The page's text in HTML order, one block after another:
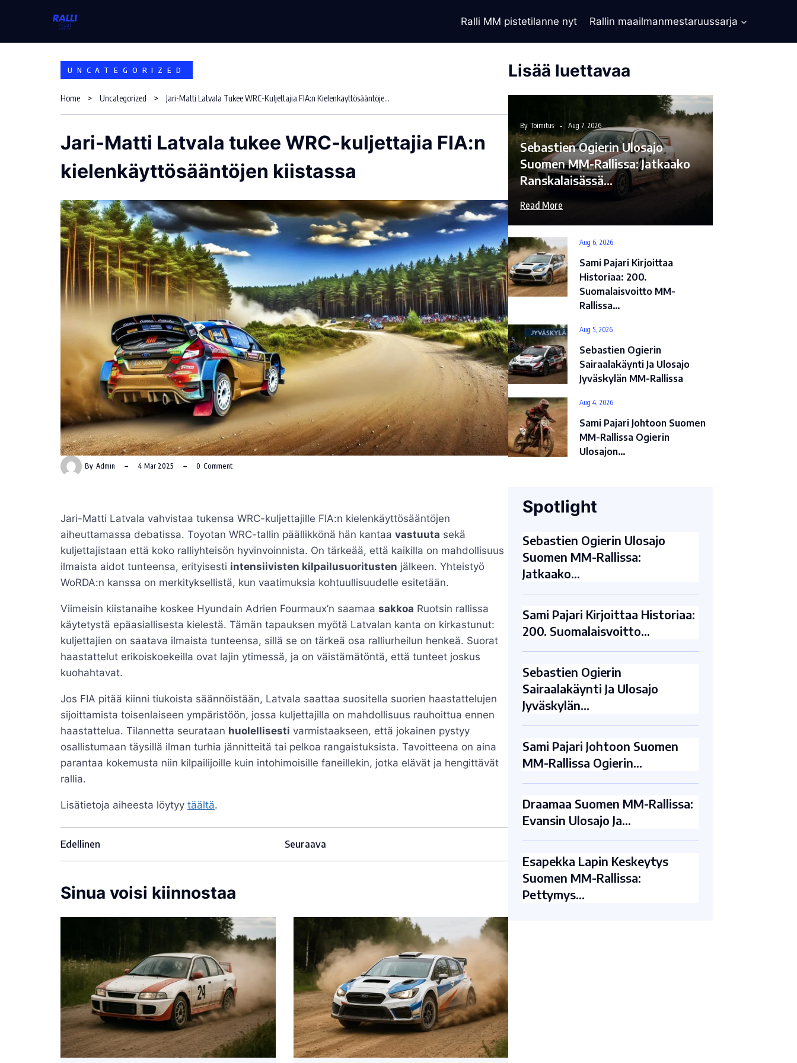
Ralli MM pistetilanne nyt Rallin maailmanmestaruussarja
UNCATEGORIZED
Home Uncategorized Jari-Matti Latvala Tukee WRC-Kuljettajia FIA:n Kielenkäyttösääntöjen Kiistassa
Jari-Matti Latvala tukee WRC-kuljettajia FIA:n
kielenkäyttösääntöjen kiistassa
By Admin 4 Mar 2025 0 Comment
Jari-Matti Latvala vahvistaa tukensa WRC-kuljettajille FIA:n kielenkäyttösääntöjen
aiheuttamassa debatissa. Toyotan WRC-tallin päällikkönä hän kantaa vastuuta sekä
kuljettajistaan että koko ralliyhteisön hyvinvoinnista. On tärkeää, että kaikilla on mahdollisuus
ilmaista aidot tunteensa, erityisesti intensiivisten kilpailusuoritusten jälkeen. Yhteistyö
WoRDA:n kanssa on merkityksellistä, kun vaatimuksia kohtuullisuudelle esitetään.
Viimeisin kiistanaihe koskee Hyundain Adrien Fourmaux’n saamaa sakkoa Ruotsin rallissa
käytetystä epäasiallisesta kielestä. Tämän tapauksen myötä Latvalan kanta on kirkastunut:
kuljettajien on saatava ilmaista tunteensa, sillä se on tärkeä osa ralliurheilun henkeä. Suorat
haastattelut erikoiskoekeilla ovat lajin ytimessä, ja on väistämätöntä, että tunteet joskus
kuohahtavat.
Jos FIA pitää kiinni tiukoista säännöistään, Latvala saattaa suositella suorien haastattelujen
sijoittamista toisenlaiseen ympäristöön, jossa kuljettajilla on mahdollisuus rauhoittua ennen
haastattelua. Tilannetta seurataan huolellisesti varmistaakseen, että jokainen pystyy
osallistumaan täysillä ilman turhia jännitteitä tai pelkoa rangaistuksista. Tavoitteena on aina
parantaa kokemusta niin kilpailijoille kuin intohimoisille faneillekin, jotka elävät ja hengittävät
rallia.
Lisätietoja aiheesta löytyy täältä.
Edellinen Seuraava
Sinua voisi kiinnostaa
Lisää luettavaa
By Toimitus Aug 7, 2026
Sebastien Ogierin Ulosajo
Suomen MM-Rallissa: Jatkaako
Ranskalaisässä…
Read More
Aug 6, 2026
Sami Pajari Kirjoittaa
Historiaa: 200.
Suomalaisvoitto MM-
Rallissa…
Aug 5, 2026
Sebastien Ogierin
Sairaalakäynti Ja Ulosajo
Jyväskylän MM-Rallissa
Aug 4, 2026
Sami Pajari Johtoon Suomen
MM-Rallissa Ogierin
Ulosajon…
Spotlight
Sebastien Ogierin Ulosajo
Suomen MM-Rallissa:
Jatkaako…
Sami Pajari Kirjoittaa Historiaa:
200. Suomalaisvoitto…
Sebastien Ogierin
Sairaalakäynti Ja Ulosajo
Jyväskylän…
Sami Pajari Johtoon Suomen
MM-Rallissa Ogierin…
Draamaa Suomen MM-Rallissa:
Evansin Ulosajo Ja…
Esapekka Lapin Keskeytys
Suomen MM-Rallissa:
Pettymys…